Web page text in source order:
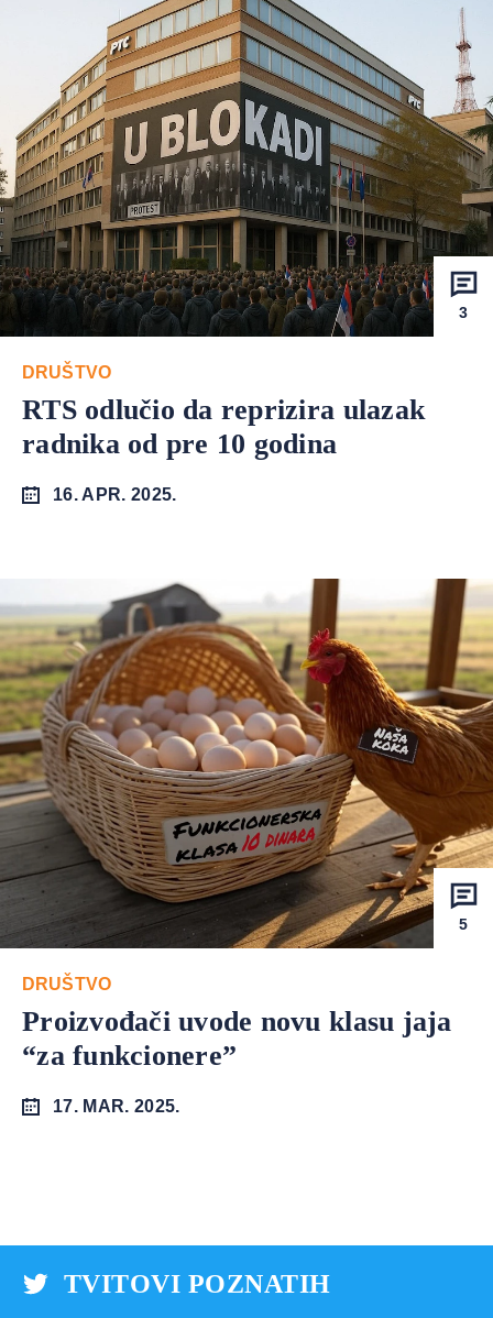
3
DRUŠTVO
RTS odlučio da reprizira ulazak
radnika od pre 10 godina
16. APR. 2025.
5
DRUŠTVO
Proizvođači uvode novu klasu jaja
“za funkcionere”
17. MAR. 2025.
TVITOVI POZNATIH